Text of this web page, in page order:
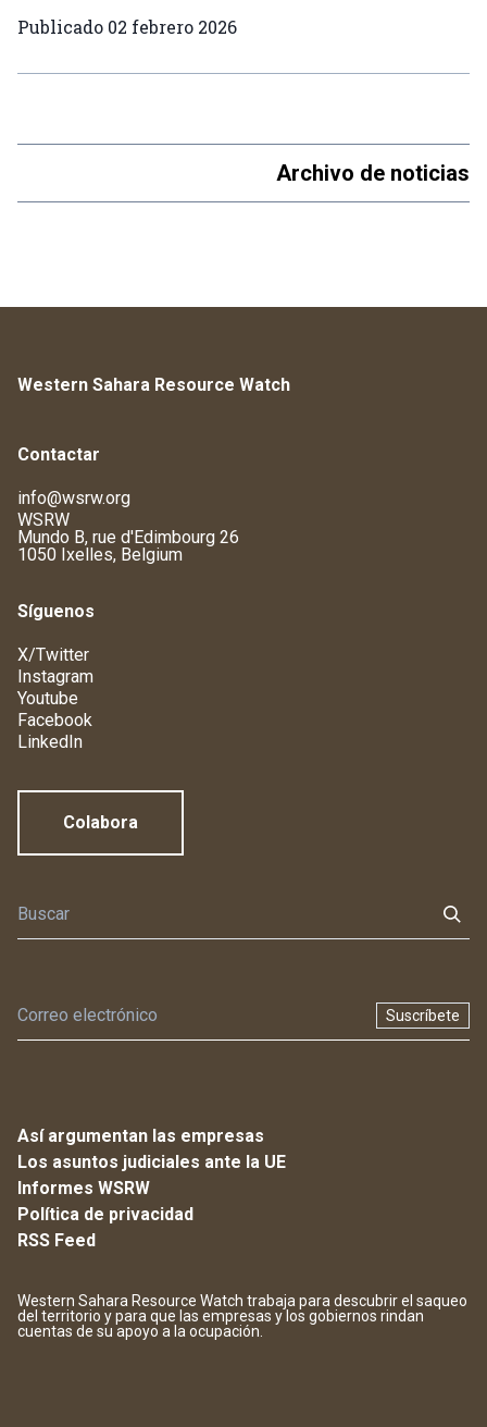
Publicado 02 febrero 2026
Archivo de noticias
Western Sahara Resource Watch
Contactar
info@wsrw.org
WSRW
Mundo B, rue d'Edimbourg 26
1050 Ixelles, Belgium
Síguenos
X/Twitter
Instagram
Youtube
Facebook
LinkedIn
Colabora
Suscríbete
Así argumentan las empresas
Los asuntos judiciales ante la UE
Informes WSRW
Política de privacidad
RSS Feed
Western Sahara Resource Watch trabaja para descubrir el saqueo
del territorio y para que las empresas y los gobiernos rindan
cuentas de su apoyo a la ocupación.